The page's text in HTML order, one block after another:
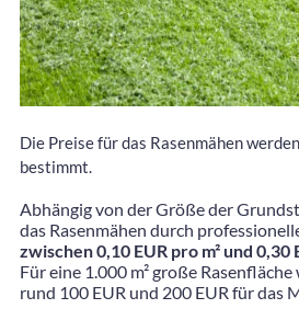
Die Preise für das Rasenmähen
bestimmt.
Abhängig von der Größe der
das Rasenmähen durch
zwischen 0,10 EUR pro m² und 0,30
Für eine 1.000 m² große
rund 100 EUR und 200 EUR für das